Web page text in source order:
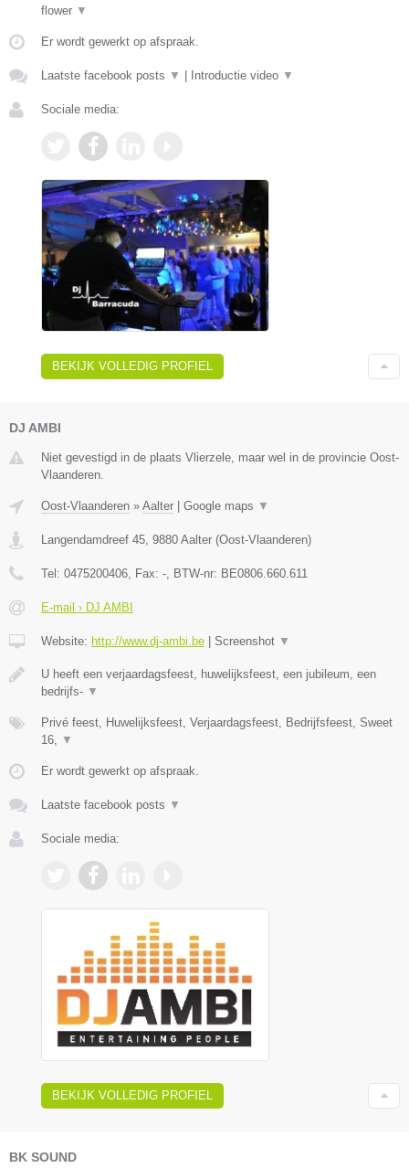
flower ▼
Er wordt gewerkt op afspraak.
Laatste facebook posts ▼ Introductie video ▼
Sociale media:
BEKIJK VOLLEDIG PROFIEL
DJ AMBI
Niet gevestigd in de plaats Vlierzele, maar wel in de provincie Oost-
Vlaanderen.
Oost-Vlaanderen » Aalter Google maps ▼
Langendamdreef 45 9880 Aalter (Oost-Vlaanderen)
Tel: 0475200406 , Fax: - , BTW-nr: BE0806.660.611
E-mail › DJ AMBI
Website: http://www.dj-ambi.be Screenshot ▼
U heeft een verjaardagsfeest, huwelijksfeest, een jubileum, een
bedrijfs- ▼
Privé feest, Huwelijksfeest, Verjaardagsfeest, Bedrijfsfeest, Sweet
16,
▼
Er wordt gewerkt op afspraak.
Laatste facebook posts ▼
Sociale media:
BEKIJK VOLLEDIG PROFIEL
BK SOUND